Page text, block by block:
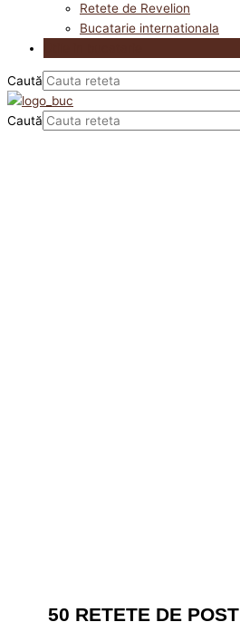
Retete de Revelion
Bucatarie internationala
Caută
Caută
50 RETETE DE